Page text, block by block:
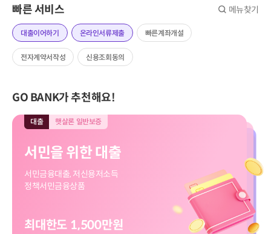
빠른 서비스 메뉴찾기
대출이어하기 온라인서류제출 빠른계좌개설
전자계약서작성 신용조회동의
GO BANK가 추천해요!
대출 햇살론 일반보증
서민을 위한 대출
서민금융대출, 저신용저소득
정책서민금융상품
최대한도 1,500만원
대출 모바일전용
직장인 신규대출
대출신청부터 송금까지
쉽고 빠르게
최대한도 8천만원
보고파플러스 파킹통장
입출금 자유!
하루만 맡겨도 이자가 쏠쏠
최고 3.20%
마이버킷 정기적금
나의 버킷리스트를 이뤄줄
마이버킷 정기적금
최고금리 3.00%
서민을 위한 대출
최대한도 1,500만원
직장인 신규대출
최대한도 8천만원